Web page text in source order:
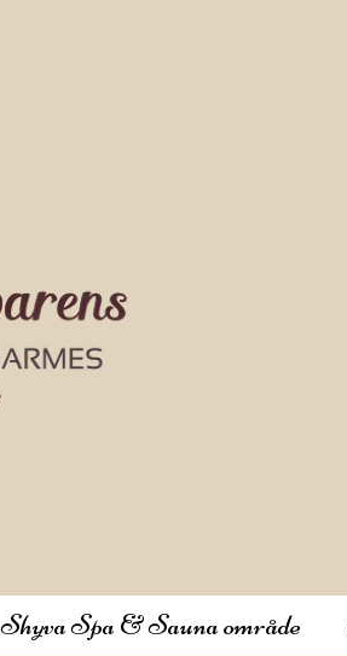
Shyva Spa & Sauna område